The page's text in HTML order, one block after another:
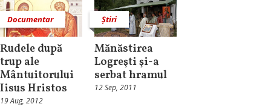
Documentar
Rudele după
trup ale
Mântuitorului
Iisus Hristos
19 Aug, 2012
Știri
Mănăstirea
Logreşti şi-a
serbat hramul
12 Sep, 2011